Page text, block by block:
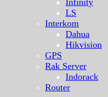
Infinity
LS
Interkom
Dahua
Hikvision
GPS
Rak Server
Indorack
Router